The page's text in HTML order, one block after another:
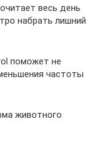
весь день
набрать лишний
поможет не
частоты
животного